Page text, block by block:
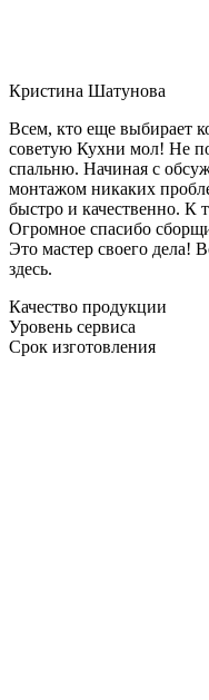
Кристина Шатунова
Всем, кто еще выбирает
советую Кухни мол! Не
спальню. Начиная с
монтажом никаких
быстро и качественно. К
Огромное спасибо
Это мастер своего дела!
здесь.
Качество продукции
Уровень сервиса
Срок изготовления